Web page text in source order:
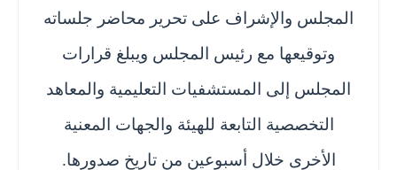
المجلس والإشراف على تحرير محاضر جلساته
وتوقيعها مع رئيس المجلس ويبلغ قرارات
المجلس إلى المستشفيات التعليمية والمعاهد
التخصصية التابعة للهيئة والجهات المعنية
الأخرى خلال أسبوعين من تاريخ صدورها.